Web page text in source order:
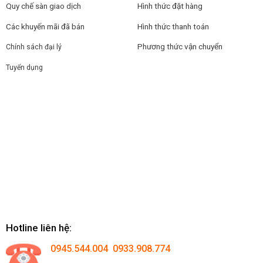
Quy chế sàn giao dịch
Các khuyến mãi đã bán
Chính sách đại lý
Tuyển dụng
Hình thức đặt hàng
Hình thức thanh toán
Phương thức vận chuyển
Hotline liên hệ:
0945.544.004 0933.908.774